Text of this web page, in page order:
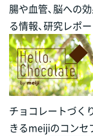
腸や血管、脳への
る情報、研究レポー
チョコレートづく
きるmeijiのコンセ